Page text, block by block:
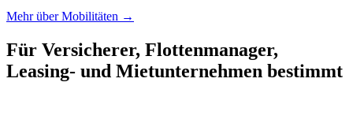
Mehr über Mobilitäten →
Für Versicherer, Flottenmanager,
Leasing- und Mietunternehmen bestimmt